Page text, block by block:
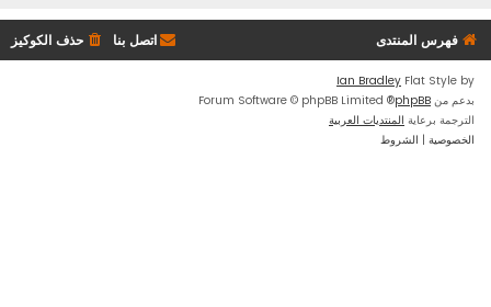
فهرس المنتدى حذف الكوكيز اتصل بنا
Flat Style by
Ian Bradley
بدعم من phpBB
® Forum Software © phpBB Limited
الترجمة برعاية المنتديات العربية
الخصوصية | الشروط